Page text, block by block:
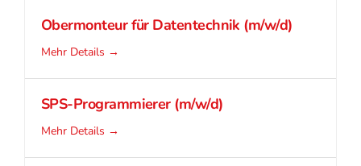
Obermonteur für Datentechnik (m/w/d)
Mehr Details
SPS-Programmierer (m/w/d)
Mehr Details